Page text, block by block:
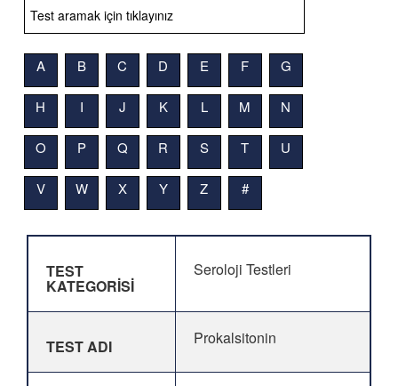
A B C D E F G
H I J K L M N
O P Q R S T U
V W X Y Z #
TEST
KATEGORİSİ
Seroloji Testleri
TEST ADI Prokalsitonin